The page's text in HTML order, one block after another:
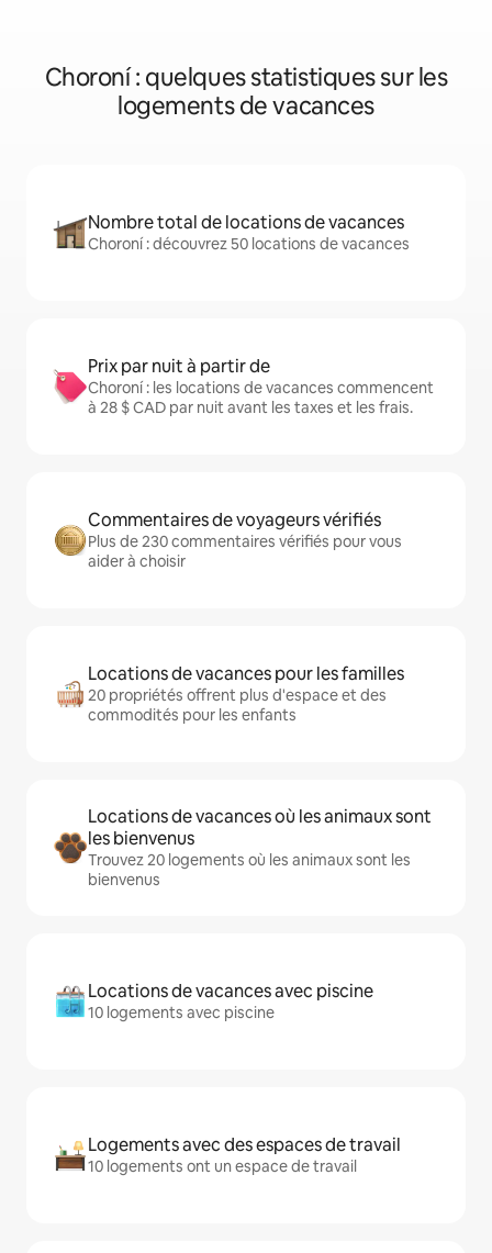
Choroní : quelques statistiques sur les
logements de vacances
Nombre total de locations de vacances
Choroní : découvrez 50 locations de vacances
Prix par nuit à partir de
Choroní : les locations de vacances commencent
à 28 $ CAD par nuit avant les taxes et les frais.
Commentaires de voyageurs vérifiés
Plus de 230 commentaires vérifiés pour vous
aider à choisir
Locations de vacances pour les familles
20 propriétés offrent plus d'espace et des
commodités pour les enfants
Locations de vacances où les animaux sont
les bienvenus
Trouvez 20 logements où les animaux sont les
bienvenus
Locations de vacances avec piscine
10 logements avec piscine
Logements avec des espaces de travail
10 logements ont un espace de travail